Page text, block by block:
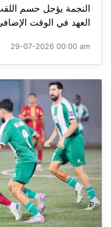
النجمة يؤجل حسم
العهد في الوقت الإضافي 2-1، في الجولة
29-07-2026 00:00 am